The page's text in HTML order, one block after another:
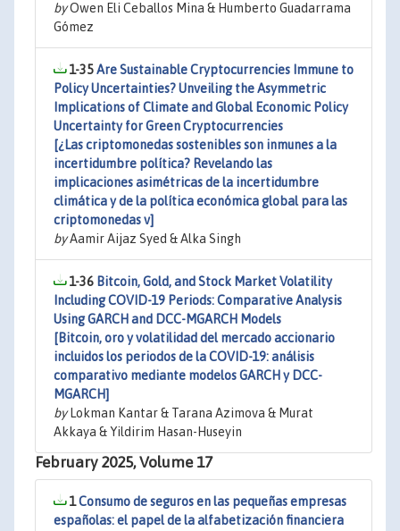
byOwen Eli Ceballos Mina & Humberto Guadarrama
Gómez
1-35Are Sustainable Cryptocurrencies Immune to
Policy Uncertainties? Unveiling the Asymmetric
Implications of Climate and Global Economic Policy
Uncertainty for Green Cryptocurrencies
[¿Las criptomonedas sostenibles son inmunes a la
incertidumbre política? Revelando las
implicaciones asimétricas de la incertidumbre
climática y de la política económica global para las
criptomonedas v]
byAamir Aijaz Syed & Alka Singh
1-36 Bitcoin, Gold, and Stock Market Volatility
Including COVID-19 Periods: Comparative Analysis
Using GARCH and DCC-MGARCH Models
[Bitcoin, oro y volatilidad del mercado accionario
incluidos los periodos de la COVID-19: análisis
comparativo mediante modelos GARCH y DCC-
MGARCH]
byLokman Kantar & Tarana Azimova & Murat
Akkaya & Yildirim Hasan-Huseyin
February 2025, Volume 17
1Consumo de seguros en las pequeñas empresas
españolas: el papel de la alfabetización financiera